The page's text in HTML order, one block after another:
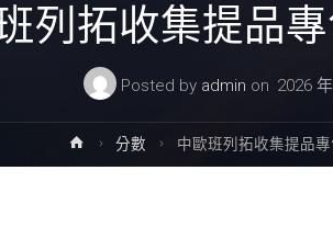
列拓收集提品
Posted by admin on 2026
Home分數 中歐班列拓收集提品